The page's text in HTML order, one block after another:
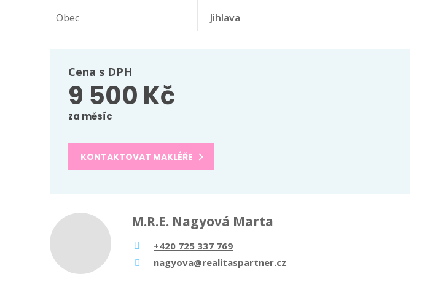
Obec
Jihlava
Cena s DPH
9 500 Kč
za měsíc
KONTAKTOVAT MAKLÉŘE
M.R.E. Nagyová Marta
+420 725 337 769
nagyova@realitaspartner.cz